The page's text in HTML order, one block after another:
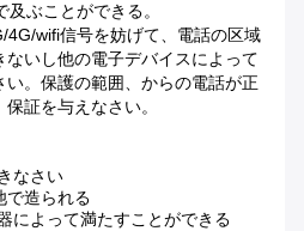
ぶことができる。
4G/wifi信号を妨げて、電話の区域
いし他の電子デバイスによって
。保護の範囲、からの電話が正
証を与えなさい。
なさい
で造られる
によって満たすことができる